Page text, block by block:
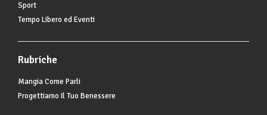
Sport
Tempo Libero ed Eventi
Rubriche
Mangia Come Parli
Progettiamo Il Tuo Benessere